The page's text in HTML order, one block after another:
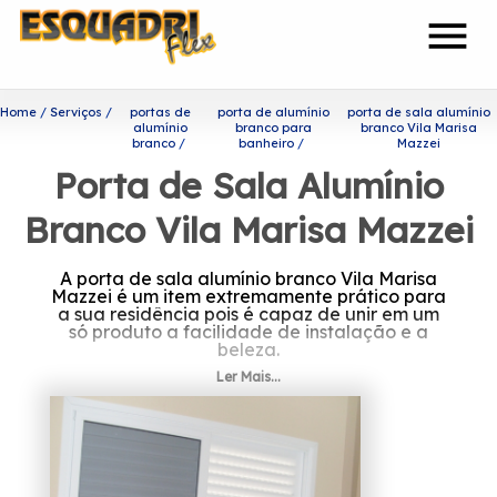
menu
Home Serviços
portas de
alumínio
branco
porta de alumínio
branco para
banheiro
porta de sala alumínio
branco Vila Marisa
Mazzei
Porta de Sala Alumínio
Branco Vila Marisa Mazzei
A porta de sala alumínio branco Vila Marisa
Mazzei é um item extremamente prático para
a sua residência pois é capaz de unir em um
só produto a facilidade de instalação e a
beleza.
Procurando por porta de sala
alumínio branco Vila Marisa
Mazzei?
A Esquadriflex teve a sua fundação em 2002
Ler Mais...